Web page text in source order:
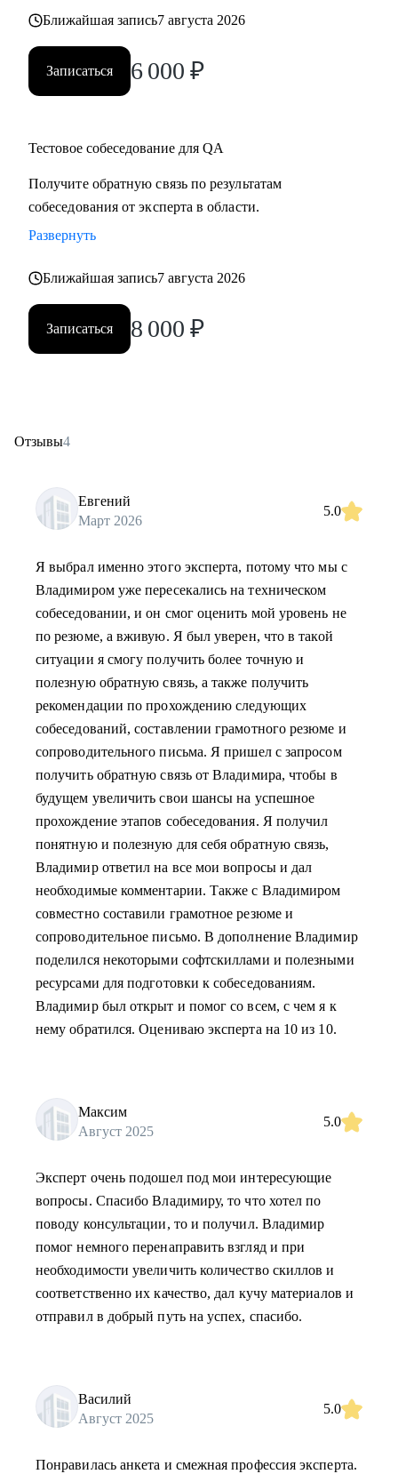
Ближайшая запись7 августа 2026
Записаться 6 000 ₽
Тестовое собеседование для QA
Получите обратную связь по результатам
собеседования от эксперта в области.
Развернуть
Ближайшая запись7 августа 2026
Записаться 8 000 ₽
Отзывы4
Евгений
Март 2026
5.0
Я выбрал именно этого эксперта, потому что мы с
Владимиром уже пересекались на техническом
собеседовании, и он смог оценить мой уровень не
по резюме, а вживую. Я был уверен, что в такой
ситуации я смогу получить более точную и
полезную обратную связь, а также получить
рекомендации по прохождению следующих
собеседований, составлении грамотного резюме и
сопроводительного письма. Я пришел с запросом
получить обратную связь от Владимира, чтобы в
будущем увеличить свои шансы на успешное
прохождение этапов собеседования. Я получил
понятную и полезную для себя обратную связь,
Владимир ответил на все мои вопросы и дал
необходимые комментарии. Также с Владимиром
совместно составили грамотное резюме и
сопроводительное письмо. В дополнение Владимир
поделился некоторыми софтскиллами и полезными
ресурсами для подготовки к собеседованиям.
Владимир был открыт и помог со всем, с чем я к
нему обратился. Оцениваю эксперта на 10 из 10.
Максим
Август 2025
5.0
Эксперт очень подошел под мои интересующие
вопросы. Спасибо Владимиру, то что хотел по
поводу консультации, то и получил. Владимир
помог немного перенаправить взгляд и при
необходимости увеличить количество скиллов и
соответственно их качество, дал кучу материалов и
отправил в добрый путь на успех, спасибо.
Василий
Август 2025
5.0
Понравилась анкета и смежная профессия эксперта.